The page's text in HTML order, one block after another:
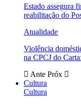
Estado assegura
reabilitação do
Atualidade
Violência
na CPCJ do
Ante Próx
Cultura
Cultura